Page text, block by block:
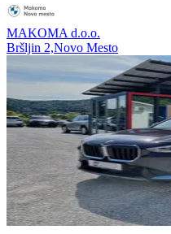
MAKOMA d.o.o.
Bršljin 2,Novo Mesto